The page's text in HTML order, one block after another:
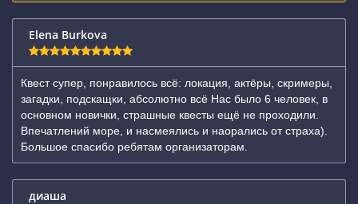
Elena Burkova
Квест супер, понравилось всё: локация, актёры, скримеры,
загадки, подскащки, абсолютно всё Нас было 6 человек, в
основном новички, страшные квесты ещё не проходили.
Впечатлений море, и насмеялись и наорались от страха).
Большое спасибо ребятам организаторам.
диаша